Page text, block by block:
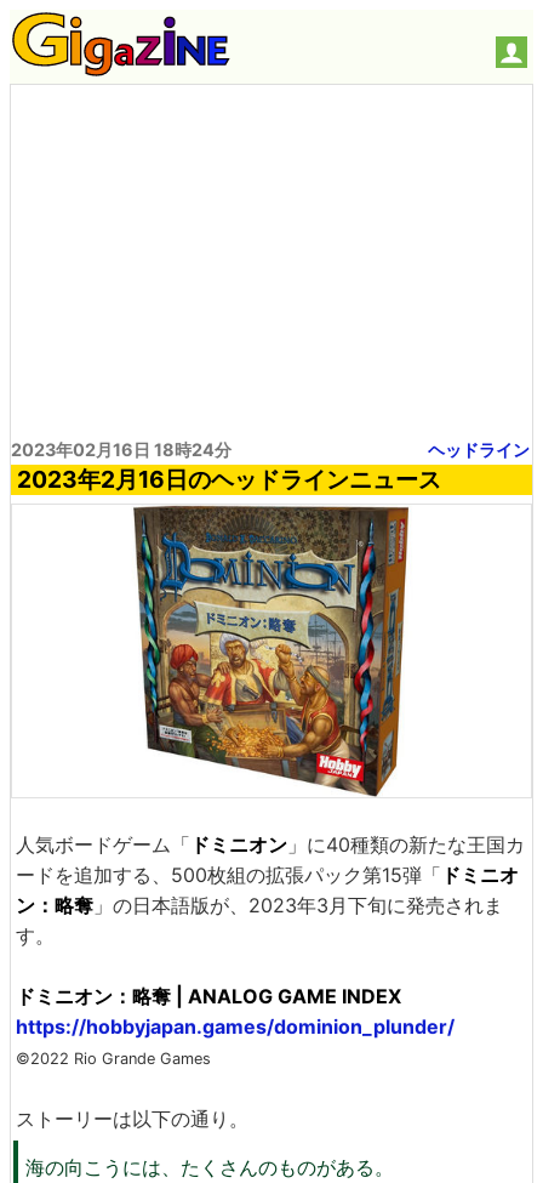
2023年02月16日 18時24分 ヘッドライン
2023年2月16日のヘッドラインニュース
人気ボードゲーム「 ドミニオン 」に40種類の新たな王国カ
ードを追加する、500枚組の拡張パック第15弾「 ドミニオ
ン：略奪 」の日本語版が、2023年3月下旬に発売されま
す。
ドミニオン：略奪 | ANALOG GAME INDEX
https://hobbyjapan.games/dominion_plunder/
©2022 Rio Grande Games
ストーリーは以下の通り。
海の向こうには、たくさんのものがある。